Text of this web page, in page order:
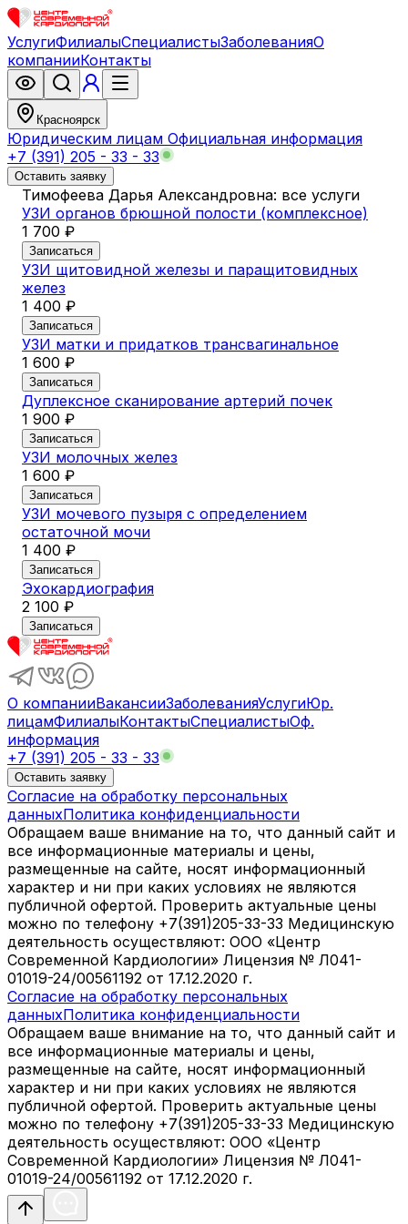
УслугиФилиалыСпециалистыЗаболеванияО
компанииКонтакты
Красноярск
Юридическим лицам Официальная информация
+7 (391) 205 - 33 - 33
Оставить заявку
Тимофеева Дарья Александровна: все услуги
УЗИ органов брюшной полости (комплексное)
1 700 ₽
Записаться
УЗИ щитовидной железы и паращитовидных
желез
1 400 ₽
Записаться
УЗИ матки и придатков трансвагинальное
1 600 ₽
Записаться
Дуплексное сканирование артерий почек
1 900 ₽
Записаться
УЗИ молочных желез
1 600 ₽
Записаться
УЗИ мочевого пузыря с определением
остаточной мочи
1 400 ₽
Записаться
Эхокардиография
2 100 ₽
Записаться
О компанииВакансииЗаболеванияУслугиЮр.
лицамФилиалыКонтактыСпециалистыОф.
информация
+7 (391) 205 - 33 - 33
Оставить заявку
Согласие на обработку персональных
данныхПолитика конфиденциальности
Обращаем ваше внимание на то, что данный сайт и
все информационные материалы и цены,
размещенные на сайте, носят информационный
характер и ни при каких условиях не являются
публичной офертой. Проверить актуальные цены
можно по телефону +7(391)205-33-33 Медицинскую
деятельность осуществляют: ООО «Центр
Современной Кардиологии» Лицензия № Л041-
01019-24/00561192 от 17.12.2020 г.
Согласие на обработку персональных
данныхПолитика конфиденциальности
Обращаем ваше внимание на то, что данный сайт и
все информационные материалы и цены,
размещенные на сайте, носят информационный
характер и ни при каких условиях не являются
публичной офертой. Проверить актуальные цены
можно по телефону +7(391)205-33-33 Медицинскую
деятельность осуществляют: ООО «Центр
Современной Кардиологии» Лицензия № Л041-
01019-24/00561192 от 17.12.2020 г.